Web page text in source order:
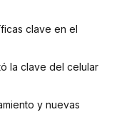
clave en el
la clave del celular
y nuevas